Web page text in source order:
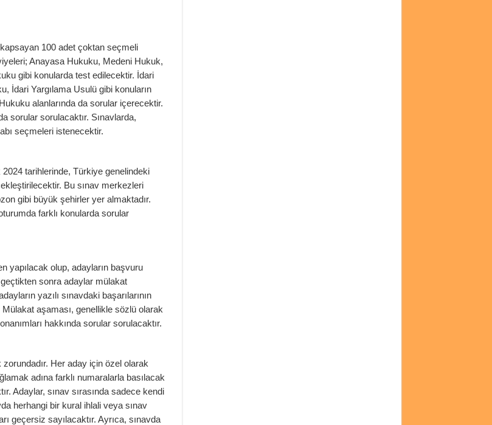
kapsayan 100 adet çoktan seçmeli
Anayasa Hukuku, Medeni Hukuk,
gibi konularda test edilecektir. İdari
İdari Yargılama Usulü gibi konuların
alanlarında da sorular içerecektir.
sorular sorulacaktır. Sınavlarda,
seçmeleri istenecektir.
2024 tarihlerinde, Türkiye genelindeki
Bu sınav merkezleri
gibi büyük şehirler yer almaktadır.
farklı konularda sorular
yapılacak olup, adayların başvuru
geçtikten sonra adaylar mülakat
yazılı sınavdaki başarılarının
aşaması, genellikle sözlü olarak
hakkında sorular sorulacaktır.
Her aday için özel olarak
adına farklı numaralarla basılacak
Adaylar, sınav sırasında sadece kendi
herhangi bir kural ihlali veya sınav
geçersiz sayılacaktır. Ayrıca, sınavda